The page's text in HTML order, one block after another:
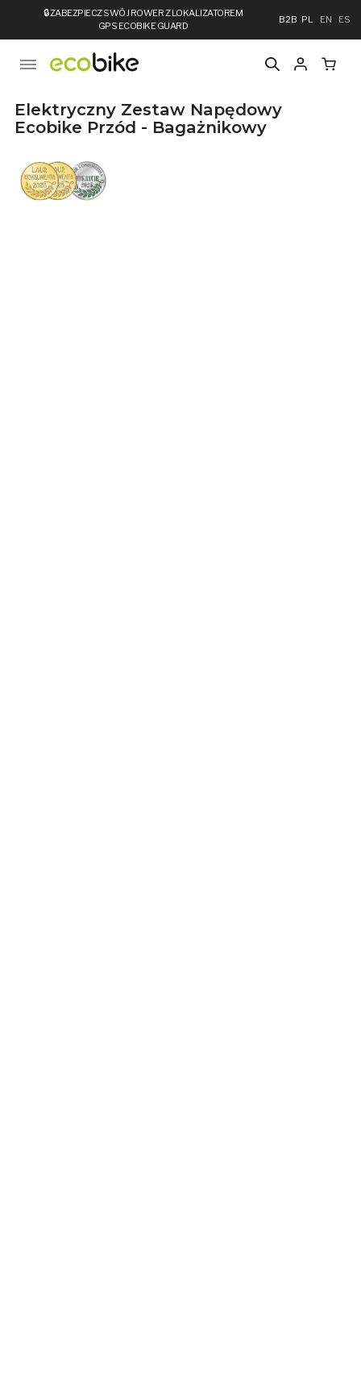
🔒ZABEZPIECZ SWÓJ ROWER Z LOKALIZATOREM
GPS ECOBIKE GUARD
B2B PL EN ES
Elektryczny Zestaw Napędowy
Ecobike Przód - Bagażnikowy